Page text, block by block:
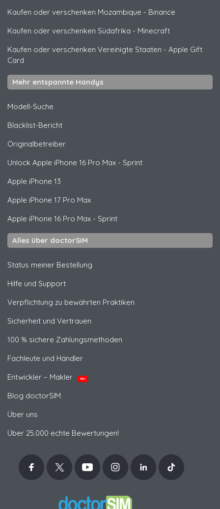
Kaufen oder verschenken Mozambique - Binance
Kaufen oder verschenken Südafrika - Minecraft
Kaufen oder verschenken Vereinigte Staaten - Apple Gift
Card
Mehr entspannte Handys
Modell-Suche
Blacklist-Bericht
Originalbetreiber
Unlock Apple iPhone 16 Pro Max - Sprint
Apple iPhone 13
Apple iPhone 17 Pro Max
Apple iPhone 16 Pro Max - Sprint
Alles über doctorSIM
Status meiner Bestellung
Hilfe und Support
Verpflichtung zu bewährten Praktiken
Sicherheit und Vertrauen
100 % sichere Zahlungsmethoden
Fachleute und Händler
Entwickler – Makler
NEU
Blog doctorSIM
Über uns
Über 25.000 echte Bewertungen!